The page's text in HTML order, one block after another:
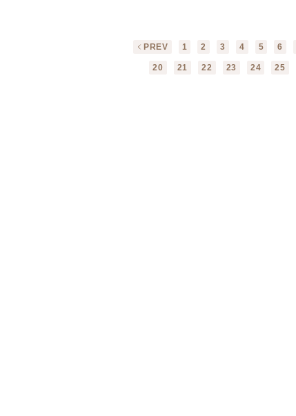
PREV 1 2 3 4 5 6
20 21 22 23 24 25